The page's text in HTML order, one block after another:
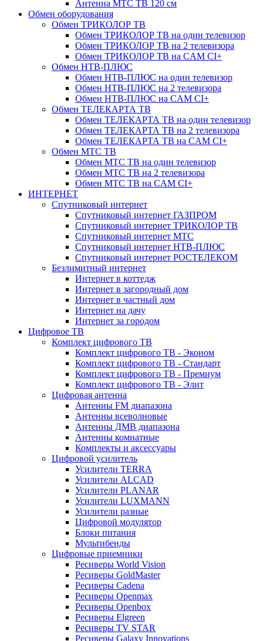
Антенна МТС ТВ 120 см
Обмен оборудования
Обмен ТРИКОЛОР ТВ
Обмен ТРИКОЛОР ТВ на один телевизор
Обмен ТРИКОЛОР ТВ на 2 телевизора
Обмен ТРИКОЛОР ТВ на CAM CI+
Обмен НТВ-ПЛЮС
Обмен НТВ-ПЛЮС на один телевизор
Обмен НТВ-ПЛЮС на 2 телевизора
Обмен НТВ-ПЛЮС на CAM CI+
Обмен ТЕЛЕКАРТА ТВ
Обмен ТЕЛЕКАРТА ТВ на один телевизор
Обмен ТЕЛЕКАРТА ТВ на 2 телевизора
Обмен ТЕЛЕКАРТА ТВ на CAM CI+
Обмен МТС ТВ
Обмен МТС ТВ на один телевизор
Обмен МТС ТВ на 2 телевизора
Обмен МТС ТВ на CAM CI+
ИНТЕРНЕТ
Спутниковый интернет
Спутниковый интернет ГАЗПРОМ
Спутниковый интернет ТРИКОЛОР ТВ
Спутниковый интернет МТС
Спутниковый интернет НТВ-ПЛЮС
Спутниковый интернет РОСТЕЛЕКОМ
Безлимитный интернет
Интернет в коттедж
Интернет в загородный дом
Интернет в частный дом
Интернет на дачу
Интернет за городом
Цифровое ТВ
Комплект цифрового ТВ
Комплект цифрового ТВ - Эконом
Комплект цифрового ТВ - Стандарт
Комплект цифрового ТВ - Премиум
Комплект цифрового ТВ - Элит
Цифровая антенна
Антенны FM диапазона
Антенны всеволновые
Антенны ДМВ диапазона
Антенны комнатные
Комплекты и аксессуары
Цифровой усилитель
Усилители TERRA
Усилители ALCAD
Усилители PLANAR
Усилители LUXMANN
Усилители разные
Цифровой модулятор
Блоки питания
Мультибенды
Цифровые приемники
Ресиверы World Vision
Ресиверы GoldMaster
Ресиверы Cadena
Ресиверы Openmax
Ресиверы Openbox
Ресиверы Elgreen
Ресиверы TV STAR
Ресиверы Galaxy Innovations